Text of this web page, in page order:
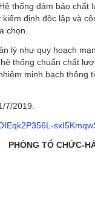
thống đảm bảo chất
định độc lập và
chọn.
lý như quy hoạch
thống chuẩn chất
minh bạch thông
7/2019.
PHÒNG TỔ CHỨC-